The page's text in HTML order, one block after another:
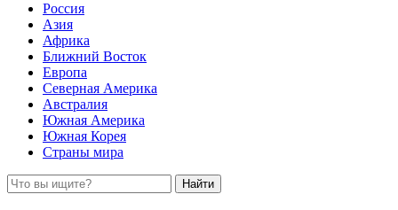
Россия
Азия
Африка
Ближний Восток
Европа
Северная Америка
Австралия
Южная Америка
Южная Корея
Страны мира
Найти